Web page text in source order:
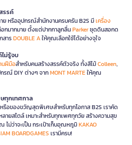
รรค์
ย หรืออุปกรณ์สำนักงานครบครัน B2S มีเครื่อง
อกมากมาย ตั้งแต่ปากกาลูกลื่นParkerชุดดินสอกด
สารDOUBLE Aให้คุณเลือกใช้ได้อย่างจุใจ
ม่รู้จบ
นฝีมือสำหรับคนสร้างสรรค์ตัวจริง ทั้งสีไม้Colleen,
รณ์ DIY ต่างๆ จากMONT MARTEให้คุณ
ทุกเทศกาล
อของขวัญสุดพิเศษสำหรับทุกโอกาส B2S เราคัด
ลายสไตล์ เหมาะสำหรับทุกเพศทุกวัย สร้างความสุข
ม่ว่าจะเป็น กระเป๋าเก็บอุณหภูมิKAKAO
BOARDGAMES เรามีครบ!